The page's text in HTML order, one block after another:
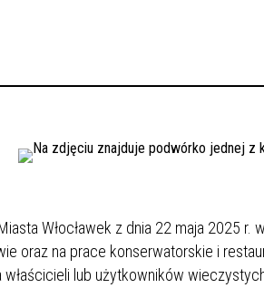
Włocławek z dnia 22 maja 2025
oraz na prace konserwatorskie i
lub użytkowników